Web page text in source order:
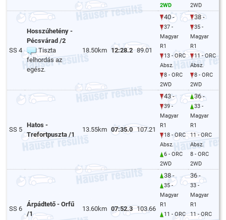
2WD
2WD
SS 4
Hosszúhetény -
Pécsvárad /2
Tiszta
felhordás az
egész.
18.50km 12:28.2 89.01
40 -
37 -
Magyar
R1
13 - ORC
Absz.
8 - ORC
2WD
38 -
35 -
Magyar
R1
11 - ORC
Absz.
8 - ORC
2WD
SS 5
Hatos -
Trefortpuszta /1
13.55km 07:35.0 107.21
43 -
39 -
Magyar
R1
18 - ORC
Absz.
6 - ORC
2WD
36 -
33 -
Magyar
R1
11 - ORC
Absz.
8 - ORC
2WD
SS 6
Árpádtető - Orfű
/1
13.60km 07:52.3 103.66
38 -
35 -
Magyar
R1
11 - ORC
36 -
33 -
Magyar
R1
11 - ORC